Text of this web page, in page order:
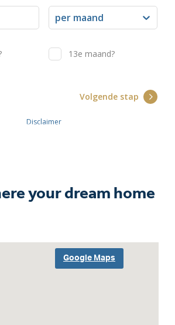
your dream home
Google Maps